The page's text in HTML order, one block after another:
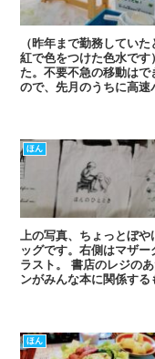
（昨年まで勤務してい
紅で色をつけた色水で
た。不要不急の移動は
ので、先月のうちに高
ほん
上の写真、ちょっとぼ
ッグです。右側はマザ
ラスト。 書店のレジの
ンがみんな本に関係す
ほん